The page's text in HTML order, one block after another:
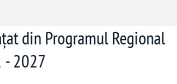
din Programul Regional
- 2027